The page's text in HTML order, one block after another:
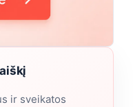
ir sveikatos